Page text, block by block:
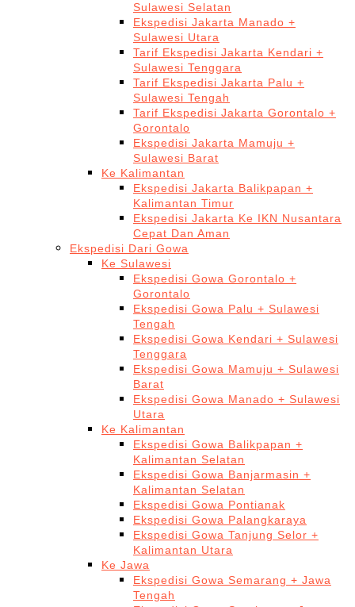
Sulawesi Selatan
Ekspedisi Jakarta Manado +
Sulawesi Utara
Tarif Ekspedisi Jakarta Kendari +
Sulawesi Tenggara
Tarif Ekspedisi Jakarta Palu +
Sulawesi Tengah
Tarif Ekspedisi Jakarta Gorontalo +
Gorontalo
Ekspedisi Jakarta Mamuju +
Sulawesi Barat
Ke Kalimantan
Ekspedisi Jakarta Balikpapan +
Kalimantan Timur
Ekspedisi Jakarta Ke IKN Nusantara
Cepat Dan Aman
Ekspedisi Dari Gowa
Ke Sulawesi
Ekspedisi Gowa Gorontalo +
Gorontalo
Ekspedisi Gowa Palu + Sulawesi
Tengah
Ekspedisi Gowa Kendari + Sulawesi
Tenggara
Ekspedisi Gowa Mamuju + Sulawesi
Barat
Ekspedisi Gowa Manado + Sulawesi
Utara
Ke Kalimantan
Ekspedisi Gowa Balikpapan +
Kalimantan Selatan
Ekspedisi Gowa Banjarmasin +
Kalimantan Selatan
Ekspedisi Gowa Pontianak
Ekspedisi Gowa Palangkaraya
Ekspedisi Gowa Tanjung Selor +
Kalimantan Utara
Ke Jawa
Ekspedisi Gowa Semarang + Jawa
Tengah